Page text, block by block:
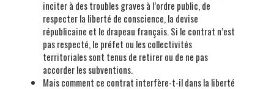
inciter à des troubles graves à l’ordre public, de
respecter la liberté de conscience, la devise
républicaine et le drapeau français. Si le contrat n’est
pas respecté, le préfet ou les collectivités
territoriales sont tenus de retirer ou de ne pas
accorder les subventions.
Mais comment ce contrat interfère-t-il dans la liberté